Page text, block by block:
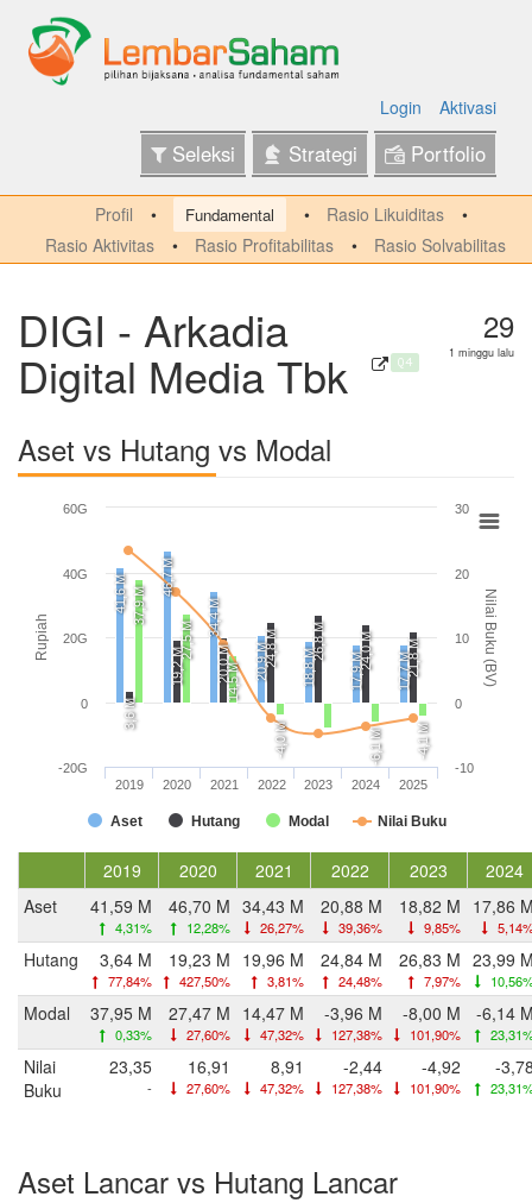
Login Aktivasi
Seleksi Strategi Portfolio
Profil Fundamental
Rasio Likuiditas
Rasio Aktivitas
Rasio Profitabilitas Rasio Solvabilitas
DIGI - Arkadia
Digital Media Tbk Q4
29
1 minggu lalu
Aset vs Hutang vs Modal
Rupiah Nilai Buku (BV)
41,6 M
46,7 M
34,4 M
20,9 M
18,8 M 17,9 M 17,7 M
3,6 M
19,2 M 20,0 M 24,8 M 26,8 M 24,0 M 21,8 M
37,9 M
27,5 M
14,5 M
-4,0 M -6,1 M -4,1 M
Aset Hutang Modal Nilai Buku
2019 2020 2021 2022 2023 2024 2025
-20G
0
20G
40G
60G
-10
0
10
20
30
2019 2020 2021 2022 2023
2024
Aset
41,59 M
4,31%
46,70 M
12,28%
34,43 M
26,27%
20,88 M
39,36%
18,82 M
9,85%
17,86
Hutang 3,64 M
77,84%
19,23 M
427,50%
19,96 M
3,81%
24,84 M
24,48%
26,83 M
7,97%
23,99
Modal 37,95 M
0,33%
27,47 M
27,60%
14,47 M
47,32%
-3,96 M
127,38%
-8,00 M
101,90%
-6,14
Nilai
Buku
23,35
-
16,91
27,60%
8,91
47,32%
-2,44
127,38%
-4,92
101,90%
-
Aset Lancar vs Hutang Lancar